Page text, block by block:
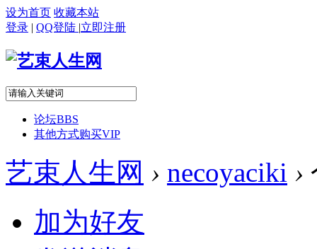
设为首页 收藏本站
登录 | QQ登陆 |立即注册
论坛BBS
其他方式购买VIP
艺束人生网 › necoyaciki ›
加为好友